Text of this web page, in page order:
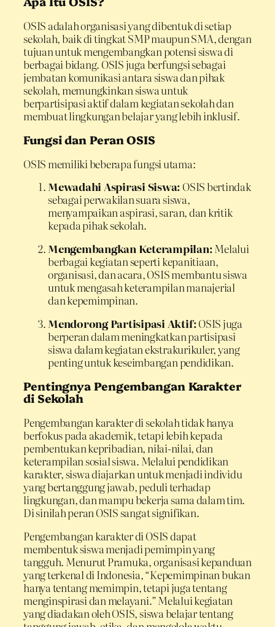
OSIS adalah organisasi yang dibentuk di setiap
sekolah, baik di tingkat SMP maupun SMA, dengan
tujuan untuk mengembangkan potensi siswa di
berbagai bidang. OSIS juga berfungsi sebagai
jembatan komunikasi antara siswa dan pihak
sekolah, memungkinkan siswa untuk
berpartisipasi aktif dalam kegiatan sekolah dan
membuat lingkungan belajar yang lebih inklusif.
Fungsi dan Peran OSIS
OSIS memiliki beberapa fungsi utama:
Mewadahi Aspirasi Siswa: OSIS bertindak
sebagai perwakilan suara siswa,
menyampaikan aspirasi, saran, dan kritik
kepada pihak sekolah.
Mengembangkan Keterampilan:Melalui
berbagai kegiatan seperti kepanitiaan,
organisasi, dan acara, OSIS membantu siswa
untuk mengasah keterampilan manajerial
dan kepemimpinan.
Mendorong Partisipasi Aktif:OSIS juga
berperan dalam meningkatkan partisipasi
siswa dalam kegiatan ekstrakurikuler, yang
penting untuk keseimbangan pendidikan.
Pentingnya Pengembangan Karakter
di Sekolah
Pengembangan karakter di sekolah tidak hanya
berfokus pada akademik, tetapi lebih kepada
pembentukan kepribadian, nilai-nilai, dan
keterampilan sosial siswa. Melalui pendidikan
karakter, siswa diajarkan untuk menjadi individu
yang bertanggung jawab, peduli terhadap
lingkungan, dan mampu bekerja sama dalam tim.
Di sinilah peran OSIS sangat signifikan.
Pengembangan karakter di OSIS dapat
membentuk siswa menjadi pemimpin yang
tangguh. Menurut Pramuka, organisasi kepanduan
yang terkenal di Indonesia, “Kepemimpinan bukan
hanya tentang memimpin, tetapi juga tentang
menginspirasi dan melayani.” Melalui kegiatan
yang diadakan oleh OSIS, siswa belajar tentang